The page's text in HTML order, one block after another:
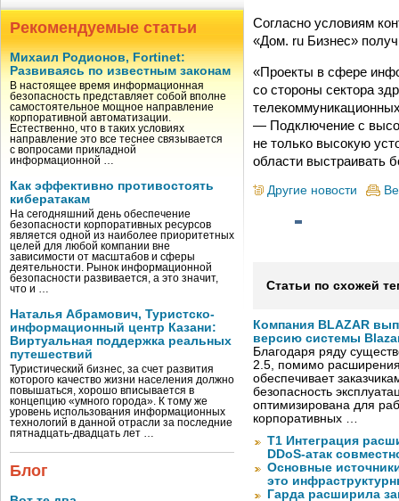
Рекомендуемые статьи
Михаил Родионов, Fortinet:
Развиваясь по известным законам
В настоящее время информационная
безопасность представляет собой вполне
самостоятельное мощное направление
корпоративной автоматизации.
Естественно, что в таких условиях
направление это все теснее связывается
с вопросами прикладной
информационной …
Как эффективно противостоять
кибератакам
На сегодняшний день обеспечение
безопасности корпоративных ресурсов
является одной из наиболее приоритетных
целей для любой компании вне
зависимости от масштабов и сферы
деятельности. Рынок информационной
безопасности развивается, а это значит,
что и …
Наталья Абрамович, Туристско-
информационный центр Казани:
Виртуальная поддержка реальных
путешествий
Туристический бизнес, за счет развития
которого качество жизни населения должно
повышаться, хорошо вписывается в
концепцию «умного города». К тому же
уровень использования информационных
технологий в данной отрасли за последние
пятнадцать-двадцать лет …
Блог
Согласно условиям
«Дом. ru Бизнес»
«Проекты в сфере
со стороны сектора
— Подключение с
не только высокую
области выстраивать
Другие новости
Статьи по схожей
Компания BLAZAR
версию системы
Благодаря ряду
2.5, помимо
обеспечивает
безопасность
оптимизирована для
корпоративных …
Т1 Интеграция
DDoS-атак
Основные
это
Гарда расширила